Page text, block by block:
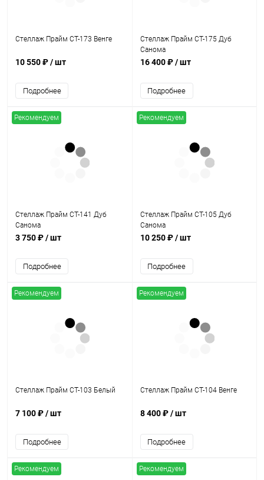
Стеллаж Прайм СТ-173 Венге
10 550 ₽/ шт
Подробнее
Стеллаж Прайм СТ-175 Дуб
Санома
16 400 ₽/ шт
Подробнее
Рекомендуем
Стеллаж Прайм СТ-141 Дуб
Санома
3 750 ₽/ шт
Подробнее
Рекомендуем
Стеллаж Прайм СТ-105 Дуб
Санома
10 250 ₽/ шт
Подробнее
Рекомендуем
Стеллаж Прайм СТ-103 Белый
7 100 ₽/ шт
Подробнее
Рекомендуем
Стеллаж Прайм СТ-104 Венге
8 400 ₽/ шт
Подробнее
Рекомендуем Рекомендуем